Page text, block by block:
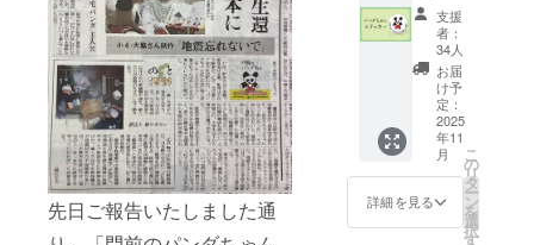
な絵で描かれた物語に、読
み聞かせの時間には、子ど
もたちが静かに耳を傾け、
小さな手を握りしめながら
パンダちゃんを見つめてい
ました。この絵本は、震災
を経験していない小さな子
本でクラウドファンディン
グを開始し、目標を達成し
た注目の新商品・サービ
ス」を紹介する特集コー
ナーの中で、ひとつのプロ
ジェクト事例として取り上
げていただいています。こ
先日ご報告いたしました通
そして、あ
たたかい気
持ちが、ま
た次の誰か
へと繋がっ
ていくこと
を願ってい
ます。
ズで支
援！ス
テッ
カープ
ラン】
・お礼
のメッ
セージ
・パン
ダちゃ
んのオ
リジナ
ルス
支援
者：
34人
お届
け予
定：
2025
年11
月
詳細を見る
こ
の
リ
タ
ー
ン
を
選
択
す